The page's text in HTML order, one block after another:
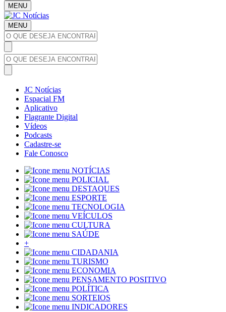
MENU
MENU
JC Notícias
Espacial FM
Aplicativo
Flagrante Digital
Vídeos
Podcasts
Cadastre-se
Fale Conosco
NOTÍCIAS
POLICIAL
DESTAQUES
ESPORTE
TECNOLOGIA
VEÍCULOS
CULTURA
SAÚDE
+
CIDADANIA
TURISMO
ECONOMIA
PENSAMENTO POSITIVO
POLÍTICA
SORTEIOS
INDICADORES